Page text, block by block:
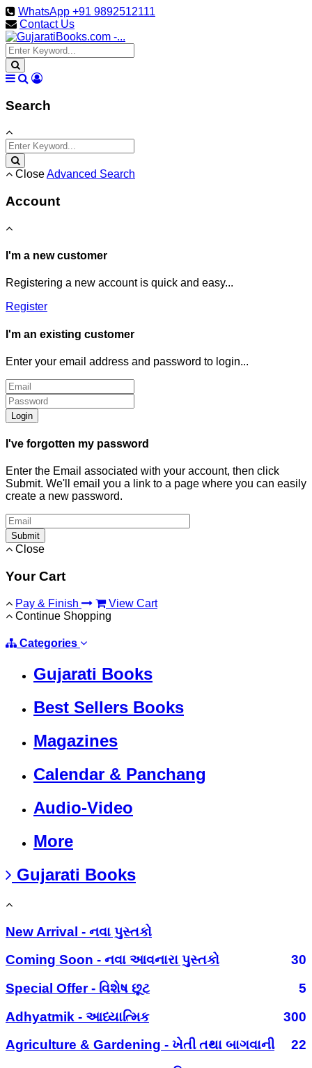
WhatsApp +91 9892512111
Contact Us
Search
CloseAdvanced Search
Account
I'm a new customer
Registering a new account is quick and easy...
Register
I'm an existing customer
Enter your email address and password to login...
Login
I've forgotten my password
Enter the Email associated with your account, then click
Submit. We'll email you a link to a page where you can easily
create a new password.
Submit
Close
Your Cart
Pay & Finish
View Cart
Continue Shopping
Categories
Gujarati Books
Best Sellers Books
Magazines
Calendar & Panchang
Audio-Video
More
Gujarati Books
New Arrival - નવા પુસ્તકો
Coming Soon - નવા આવનારા પુસ્તકો
30
Special Offer - વિશેષ છૂટ
5
Adhyatmik - આધ્યાત્મિક
300
Agriculture & Gardening - ખેતી તથા બાગવાની
22